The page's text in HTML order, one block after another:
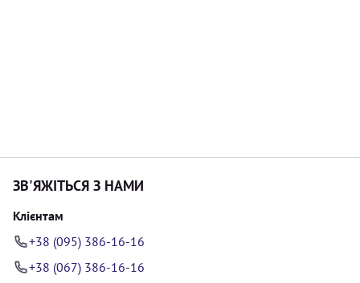
ЗВ'ЯЖІТЬСЯ З НАМИ
Клієнтам
+38 (095) 386-16-16
+38 (067) 386-16-16